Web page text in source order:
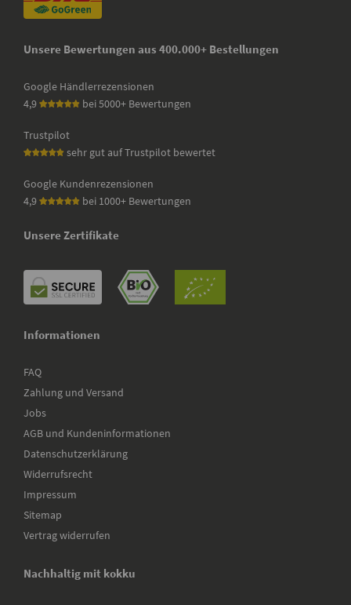
Unsere Bewertungen aus 400.000+ Bestellungen
Google Händlerrezensionen
4,9
bei 5000+ Bewertungen
Trustpilot
sehr gut auf Trustpilot bewertet
Google Kundenrezensionen
4,9
bei 1000+ Bewertungen
Unsere Zertifikate
Informationen
FAQ
Zahlung und Versand
Jobs
AGB und Kundeninformationen
Datenschutzerklärung
Widerrufsrecht
Impressum
Sitemap
Vertrag widerrufen
Nachhaltig mit kokku